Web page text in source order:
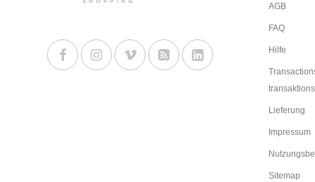
AGB
FAQ
Hilfe
Lieferung
Impressum
Sitemap